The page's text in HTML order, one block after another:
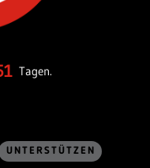
Tagen.
UNTERSTÜTZEN